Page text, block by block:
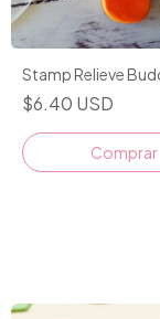
Stamp Relieve
$6.40 USD